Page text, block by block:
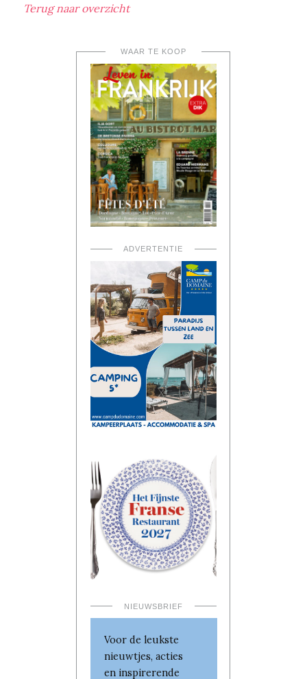
Terug naar overzicht
WAAR TE KOOP
ADVERTENTIE
NIEUWSBRIEF
Voor de leukste
nieuwtjes, acties
en inspirerende